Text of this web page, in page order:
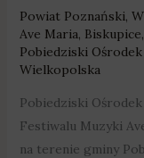
Powiat Poznański,
Ave Maria, Biskupice,
Pobiedziski
Wielkopolska
Pobiedziski
Festiwalu Muzyki
na terenie gminy